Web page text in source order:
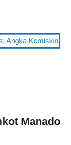
Angka Kemiskinan
Manado